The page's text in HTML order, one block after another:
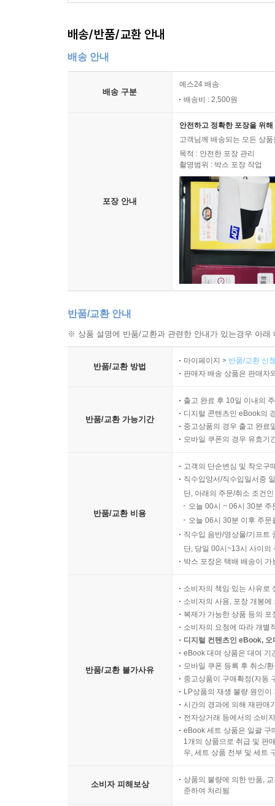
배송/반품/교환 안내
배송 안내
배송 구분
예스24 배송
배송비 : 2,500원
포장 안내
안전하고 정확한 포장을 위
고객님께 배송되는 모든 상
목적 : 안전한 포장 관리
촬영범위 : 박스 포장 작업
반품/교환 안내
※ 상품 설명에 반품/교환과 관련한 안내가 있는경우 아
반품/교환 방법
마이페이지 > 반품/교환 신
판매자 배송 상품은 판매자
반품/교환 가능기간
출고 완료 후 10일 이내의
디지털 콘텐츠인 eBook의
중고상품의 경우 출고 완료
모바일 쿠폰의 경우 유효기
반품/교환 비용
고객의 단순변심 및 착오구
직수입양서/직수입일서중
단, 아래의 주문/취소 조건
오늘 00시 ~ 06시 30분
오늘 06시 30분 이후 주
직수입 음반/영상물/기프트
단, 당일 00시~13시 사이의
박스 포장은 택배 배송이
반품/교환 불가사유
소비자의 책임 있는 사유로
소비자의 사용, 포장 개봉
복제가 가능한 상품 등의
소비자의 요청에 따라 개별
디지털 컨텐츠인 eBook,
eBook 대여 상품은 대여 기
모바일 쿠폰 등록 후 취소/
중고상품이 구매확정(자동
LP상품의 재생 불량 원인
시간의 경과에 의해 재판매
전자상거래 등에서의 소비
eBook 세트 상품은 일괄 구
1개의 상품으로 취급 및 판
우, 세트 상품 전부 및 세트
소비자 피해보상
상품의 불량에 의한 반품,
준하여 처리됨